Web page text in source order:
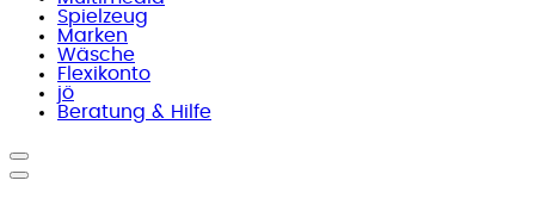
Spielzeug
Marken
Wäsche
Flexikonto
jö
Beratung & Hilfe